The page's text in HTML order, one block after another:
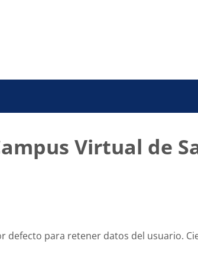
Virtual de
defecto para retener datos del usuario.